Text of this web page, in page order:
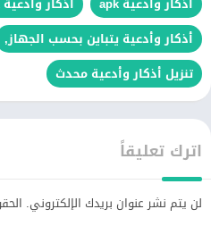
أذكار وأدعية يتباين بحسب الجهاز,
تنزيل أذكار وأدعية محدث
اترك تعليقاً
لن يتم نشر عنوان بريدك الإلكتروني.